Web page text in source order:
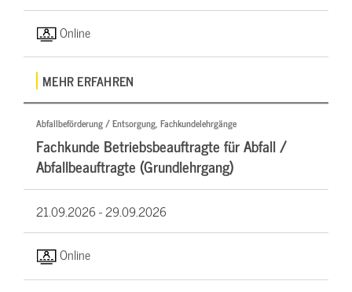
Online
MEHR ERFAHREN
Abfallbeförderung / Entsorgung, Fachkundelehrgänge
Fachkunde Betriebsbeauftragte für Abfall /
Abfallbeauftragte (Grundlehrgang)
21.09.2026 -29.09.2026
Online